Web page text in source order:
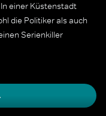
einer Küstenstadt
die Politiker als auch
Serienkiller